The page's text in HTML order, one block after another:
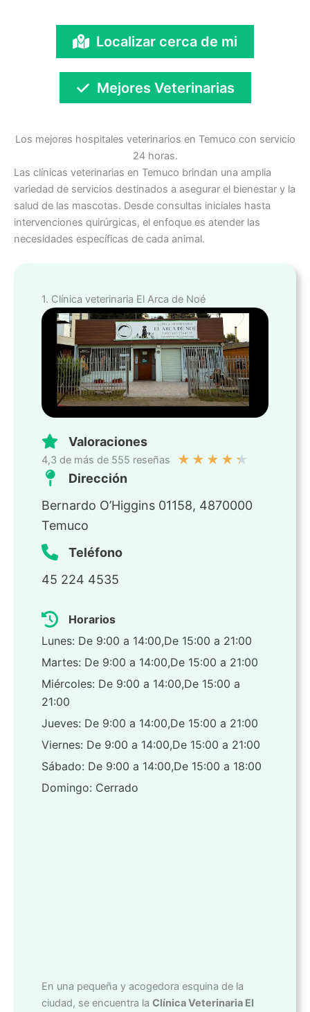
Localizar cerca de mi
Mejores Veterinarias
Los mejores hospitales veterinarios en Temuco con servicio
24 horas.
Las clínicas veterinarias en Temuco brindan una amplia
variedad de servicios destinados a asegurar el bienestar y la
salud de las mascotas. Desde consultas iniciales hasta
intervenciones quirúrgicas, el enfoque es atender las
necesidades específicas de cada animal.
1. Clínica veterinaria El Arca de Noé
Valoraciones
4,3 de más de 555 reseñas ★ ★ ★ ★ ★
Dirección
Bernardo O’Higgins 01158, 4870000
Temuco
Teléfono
45 224 4535
Horarios
Lunes: De 9:00 a 14:00,De 15:00 a 21:00
Martes: De 9:00 a 14:00,De 15:00 a 21:00
Miércoles: De 9:00 a 14:00,De 15:00 a
21:00
Jueves: De 9:00 a 14:00,De 15:00 a 21:00
Viernes: De 9:00 a 14:00,De 15:00 a 21:00
Sábado: De 9:00 a 14:00,De 15:00 a 18:00
Domingo: Cerrado
En una pequeña y acogedora esquina de la
ciudad, se encuentra la Clínica Veterinaria El